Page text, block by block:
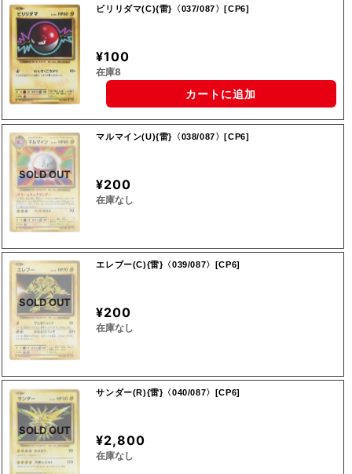
ビリリダマ(C){雷}〈037/087〉[CP6]
¥100
在庫8
カートに追加
SOLD OUT
マルマイン(U){雷}〈038/087〉[CP6]
¥200
在庫なし
SOLD OUT
エレブー(C){雷}〈039/087〉[CP6]
¥200
在庫なし
SOLD OUT
サンダー(R){雷}〈040/087〉[CP6]
¥2,800
在庫なし